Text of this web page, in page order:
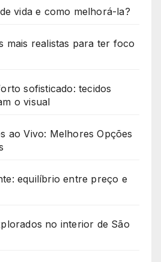
vida e como melhorá-la?
mais realistas para ter foco
sofisticado: tecidos
o visual
ao Vivo: Melhores Opções
equilíbrio entre preço e
no interior de São